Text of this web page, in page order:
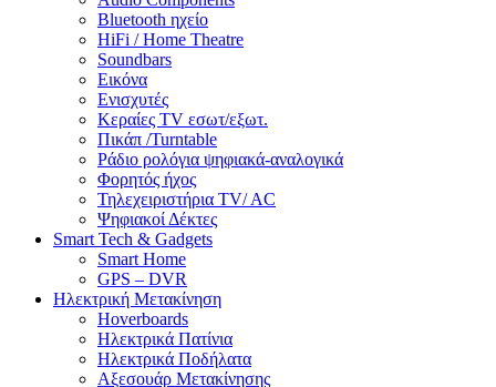
Bluetooth ηχείο
HiFi / Home Theatre
Soundbars
Εικόνα
Ενισχυτές
Κεραίες TV εσωτ/εξωτ.
Πικάπ /Turntable
Ράδιο ρολόγια ψηφιακά-αναλογικά
Φορητός ήχος
Τηλεχειριστήρια TV/ AC
Ψηφιακοί Δέκτες
Smart Tech & Gadgets
Smart Home
GPS – DVR
Ηλεκτρική Μετακίνηση
Hoverboards
Ηλεκτρικά Πατίνια
Ηλεκτρικά Ποδήλατα
Αξεσουάρ Μετακίνησης